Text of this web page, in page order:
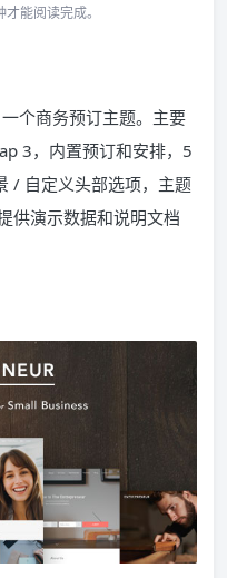
能阅读完成。
个商务预订主题。主要
3，内置预订和安排，5
/ 自定义头部选项，主题
供演示数据和说明文档